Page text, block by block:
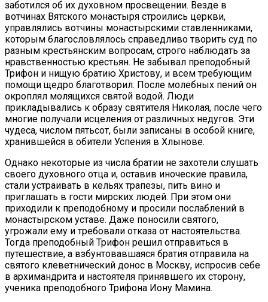
заботился об их духовном просвещении. Везде в
вотчинах Вятского монастыря строились церкви,
управлялись вотчины монастырскими ставленниками,
которым благословлялось справедливо творить суд по
разным крестьянским вопросам, строго наблюдать за
нравственностью крестьян. Не забывал преподобный
Трифон и нищую братию Христову, и всем требующим
помощи щедро благотворил. После молебных пений он
окроплял молящихся святой водой. Люди
прикладывались к образу святителя Николая, после чего
многие получали исцеления от различных недугов. Эти
чудеса, числом пятьсот, были записаны в особой книге,
хранившейся в обители Успения в Хлынове.
Однако некоторые из числа братии не захотели слушать
своего духовного отца и, оставив иноческие правила,
стали устраивать в кельях трапезы, пить вино и
приглашать в гости мирских людей. При этом они
приходили к преподобному и просили послаблений в
монастырском уставе. Даже поносили святого,
угрожали ему и требовали отказа от настоятельства.
Тогда преподобный Трифон решил отправиться в
путешествие, а взбунтовавшаяся братия отправила на
святого клеветнический донос в Москву, испросив себе
в архимандрита и настоятеля принявшего их сторону,
ученика преподобного Трифона Иону Мамина.